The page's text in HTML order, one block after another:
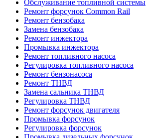
Обслуживание топливной системы
Ремонт форсунок Common Rail
Ремонт бензобака
Замена бензобака
Ремонт инжектора
Промывка инжектора
Ремонт топливного насоса
Регулировка топливного насоса
Ремонт бензонасоса
Ремонт ТНВД
Замена сальника ТНВД
Регулировка ТНВД
Ремонт форсунок двигателя
Промывка форсунок
Регулировка форсунок